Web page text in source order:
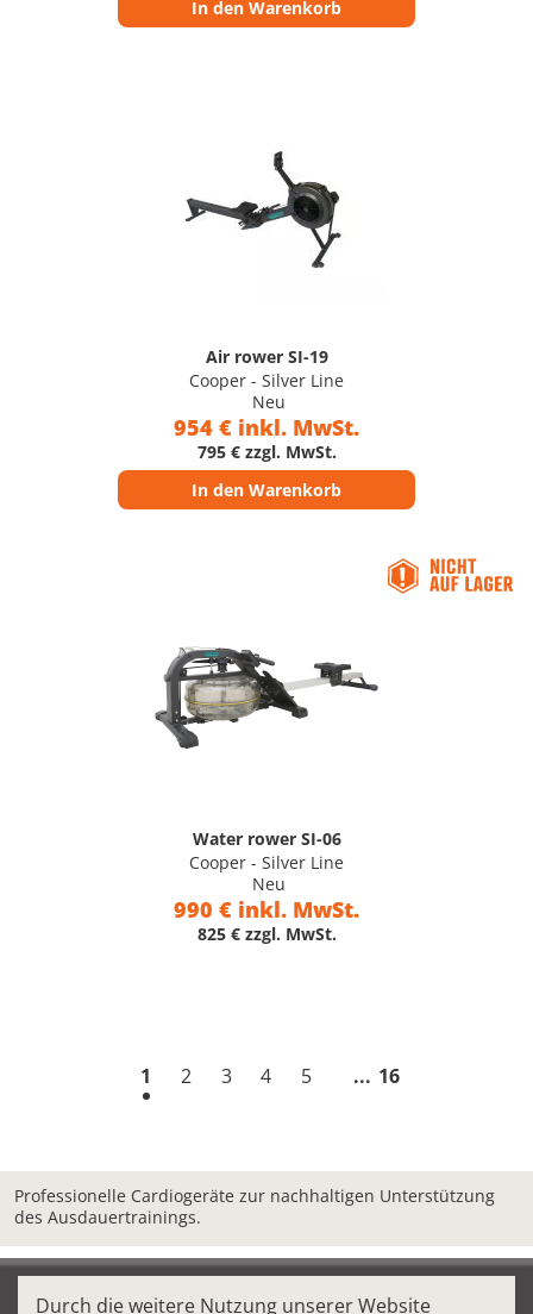
In den Warenkorb
Air rower SI-19
Cooper - Silver Line
Neu
954 € inkl. MwSt.
795 € zzgl. MwSt.
In den Warenkorb
Water rower SI-06
Cooper - Silver Line
Neu
990 € inkl. MwSt.
825 € zzgl. MwSt.
1 2 3 4 5 16
Professionelle Cardiogeräte zur nachhaltigen Unterstützung
des Ausdauertrainings.
Durch die weitere Nutzung unserer Website